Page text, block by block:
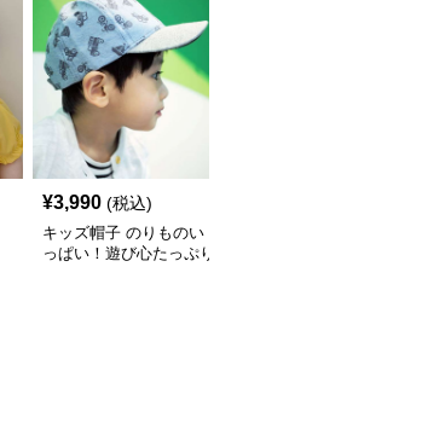
¥3,990 (税込)
キッズ帽子 のりものい
っぱい！遊び心たっぷり